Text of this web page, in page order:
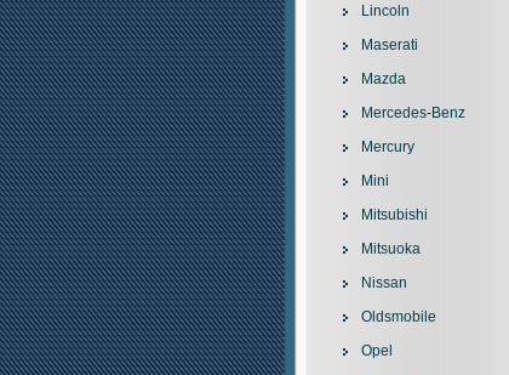
Lincoln
Maserati
Mazda
Mercedes-Benz
Mercury
Mini
Mitsubishi
Mitsuoka
Nissan
Oldsmobile
Opel